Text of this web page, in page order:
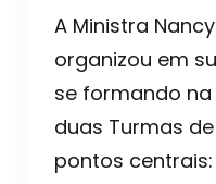
A Ministra
organizou em
se formando
duas Turmas
pontos centrais: